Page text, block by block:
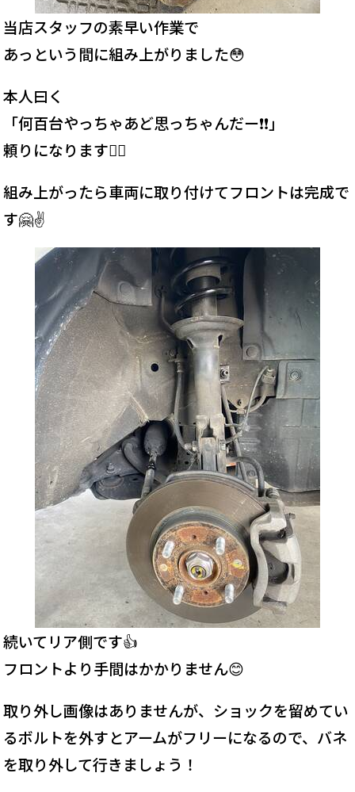
当店スタッフの素早い作業で
あっという間に組み上がりました😳
本人曰く
「何百台やっちゃあど思っちゃんだー❗️❗️」
頼りになります🙇‍♂️
組み上がったら車両に取り付けてフロントは完成で
す🤗✌️
続いてリア側です👍
フロントより手間はかかりません😊
取り外し画像はありませんが、ショックを留めてい
るボルトを外すとアームがフリーになるので、バネ
を取り外して行きましょう！